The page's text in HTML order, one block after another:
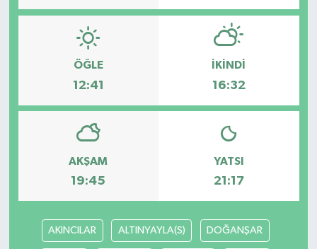
ÖĞLE
12:41
İKINDI
16:32
AKŞAM
19:45
YATSI
21:17
AKINCILAR ALTINYAYLA(S) DOĞANŞAR